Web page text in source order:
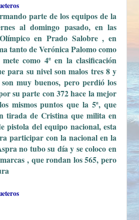
parte de los equipos de la
al domingo pasado, en las
en Prado Salobre , en
tanto de Verónica Palomo como
como 4ª en la clasificación
para su nivel son malos tres 8 y
muy buenos, pero perdió los
su parte con 372 hace la mejor
mismos puntos que la 5ª, que
tirada de Cristina que milita en
pistola del equipo nacional, esta
participar con la nacional en la
no tubo su día y se coloco en
, que rondan los 565, pero